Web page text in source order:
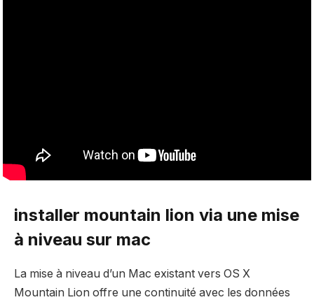
installer mountain lion via une mise
à niveau sur mac
La mise à niveau d’un Mac existant vers OS X
Mountain Lion offre une continuité avec les données